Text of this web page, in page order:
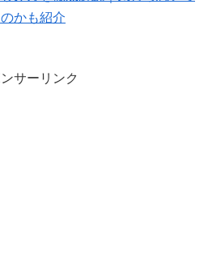
かも紹介
サーリンク